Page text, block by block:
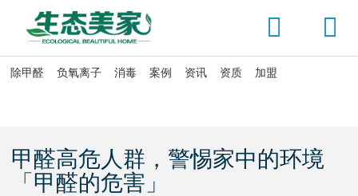


除甲醛 负氧离子 消毒 案例 资讯 资质 加盟
甲醛高危人群，警惕家中的环境
「甲醛的危害」